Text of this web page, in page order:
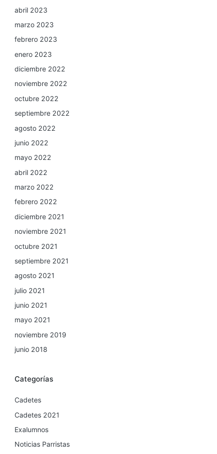
abril 2023
marzo 2023
febrero 2023
enero 2023
diciembre 2022
noviembre 2022
octubre 2022
septiembre 2022
agosto 2022
junio 2022
mayo 2022
abril 2022
marzo 2022
febrero 2022
diciembre 2021
noviembre 2021
octubre 2021
septiembre 2021
agosto 2021
julio 2021
junio 2021
mayo 2021
noviembre 2019
junio 2018
Categorías
Cadetes
Cadetes 2021
Exalumnos
Noticias Parristas